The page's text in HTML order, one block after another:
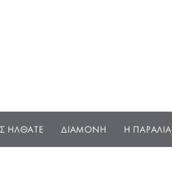
ΗΛΘΑΤΕ ΔΙΑΜΟΝΗ Η ΠΑΡΑΛΙΑ